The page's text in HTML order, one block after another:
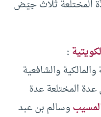
المختلعة ثلاث حِيَض
:
والشافعية
عدة المختلعة عدة
وسالم بن عبد